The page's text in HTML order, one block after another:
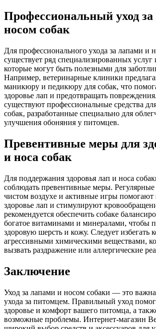
Профессиональный уход
носом собак
Для профессионального ухода за лапами и
существует ряд специализированных услуг
которые могут быть полезными для
Например, ветеринарные клиники
маникюру и педикюру для собак, что
здоровье лап и предотвращать
существуют профессиональные средства
собак, разработанные специально для
улучшения обоняния у питомцев.
Превентивные меры для
и носа собак
Для поддержания здоровья лап и носа
соблюдать превентивные меры. Регулярные
чистом воздухе и активные игры помогают
здоровье лап и стимулируют
рекомендуется обеспечить собаке
богатое витаминами и минералами, чтобы
здоровую шерсть и кожу. Следует избегать
агрессивными химическими веществами,
вызвать раздражение или аллергические
Заключение
Уход за лапами и носом собаки — это
ухода за питомцем. Правильный уход
здоровье и комфорт вашего питомца, а
возможные проблемы. Интернет-магазин